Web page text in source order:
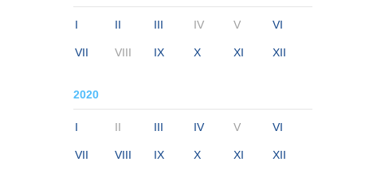
I II III IV V VI
VII VIII IX X XI XII
2020
I II III IV V VI
VII VIII IX X XI XII